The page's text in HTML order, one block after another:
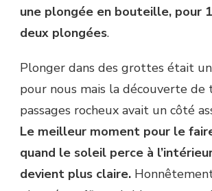
une plongée en bouteille, pour
deux plongées.
Plonger dans des grottes était
pour nous mais la découverte de
passages rocheux avait un côté
Le meilleur moment pour le
quand le soleil perce à
devient plus claire.